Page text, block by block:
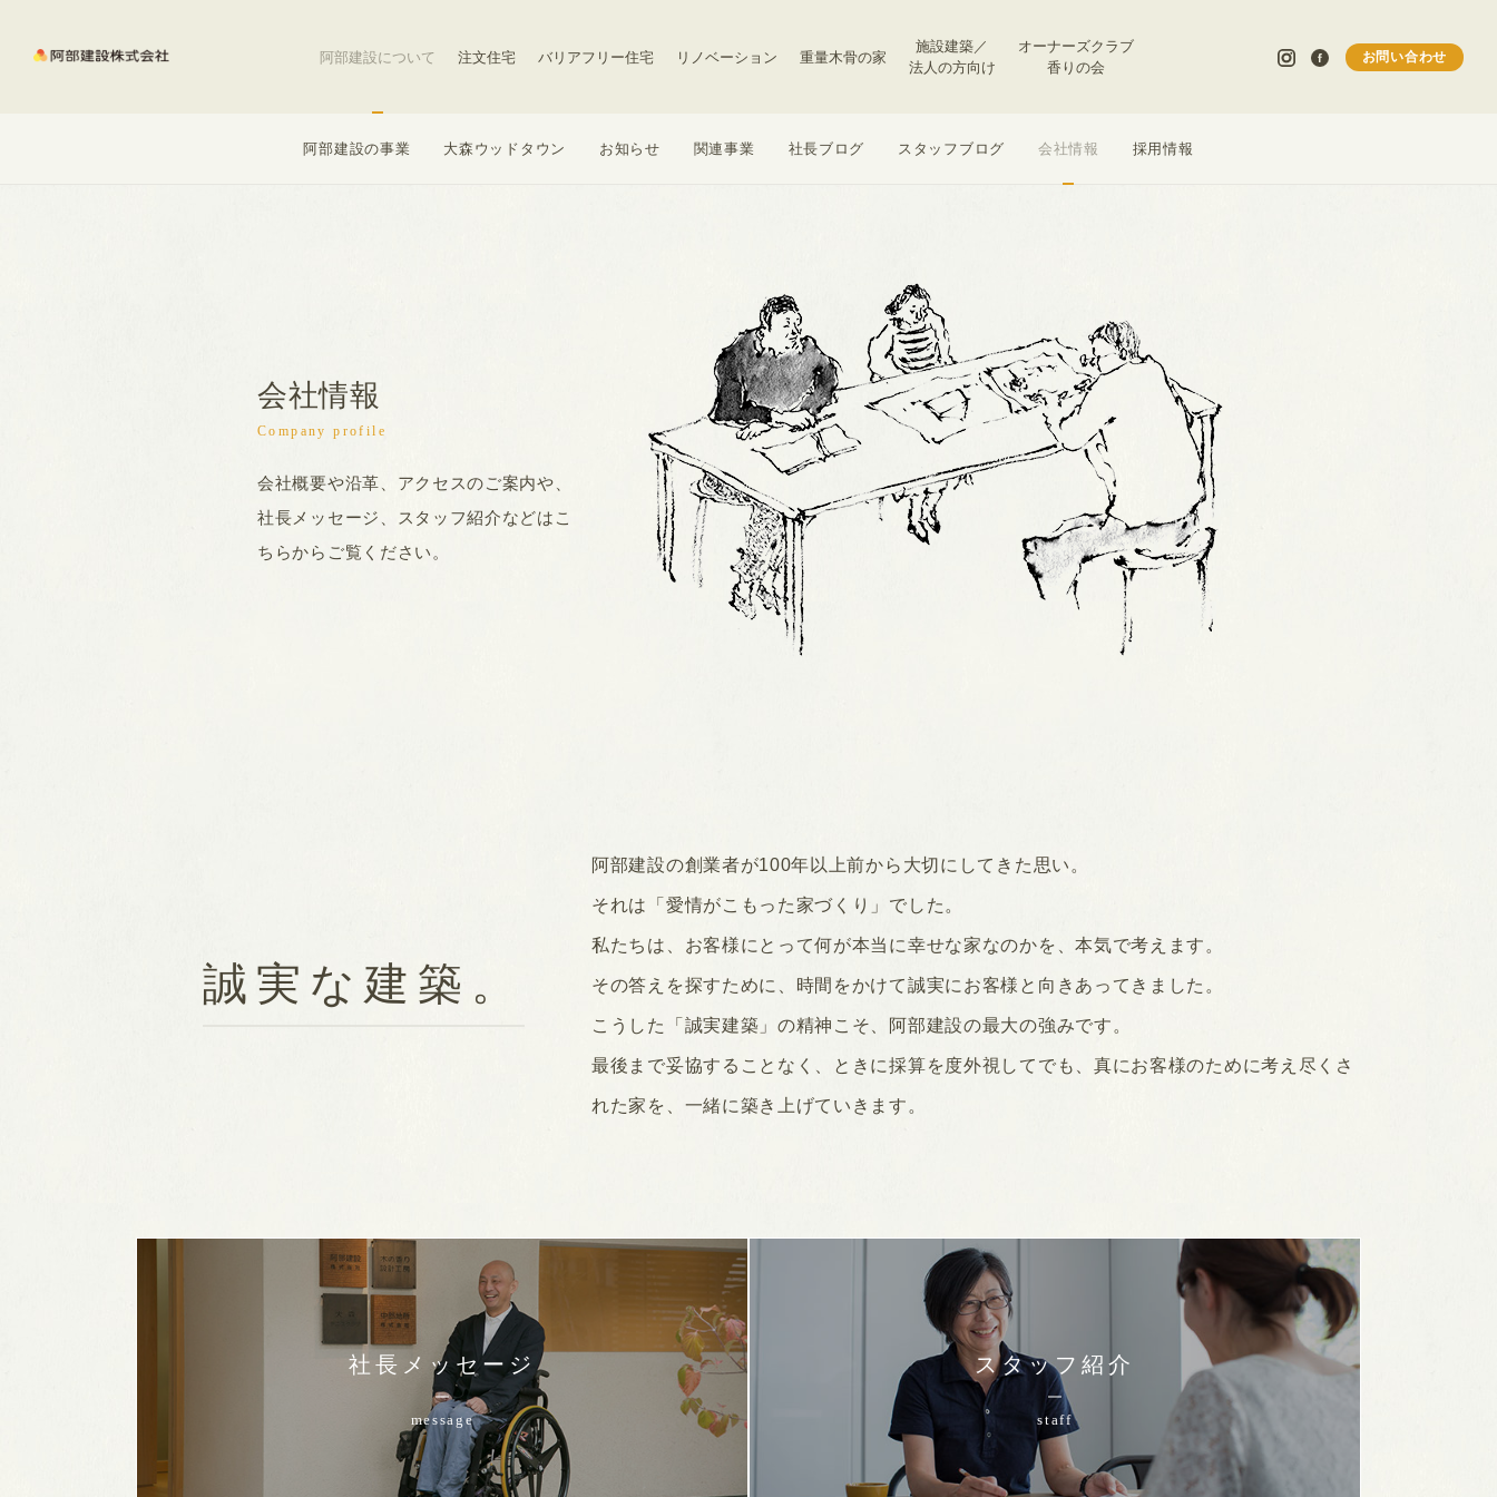
阿部建設の事業 大森ウッドタウン お知らせ 関連事業 社長ブログ スタッフブログ 会社情報 採用情報
阿部建設について 注文住宅 バリアフリー住宅 リノベーション 重量木骨の家
施設建築／
法人の方向け
オーナーズクラブ
香りの会
お問い合わせ
会社情報
Company profile
会社概要や沿革、アクセスのご案内や、
社長メッセージ、スタッフ紹介などはこ
ちらからご覧ください。
誠実な建築。
阿部建設の創業者が100年以上前から大切にしてきた思い。
それは「愛情がこもった家づくり」でした。
私たちは、お客様にとって何が本当に幸せな家なのかを、本気で考えます。
その答えを探すために、時間をかけて誠実にお客様と向きあってきました。
こうした「誠実建築」の精神こそ、阿部建設の最大の強みです。
最後まで妥協することなく、ときに採算を度外視してでも、真にお客様のために考え尽くさ
れた家を、一緒に築き上げていきます。
社長メッセージ
message
スタッフ紹介
staff